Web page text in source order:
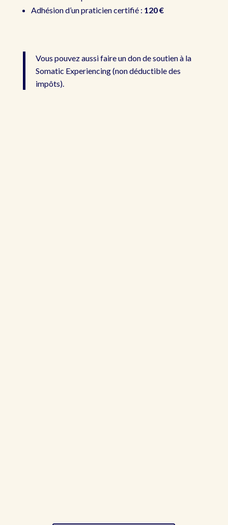
Adhésion d’un praticien certifié : 120 €
Vous pouvez aussi faire un don de soutien à la
Somatic Experiencing (non déductible des
impôts).